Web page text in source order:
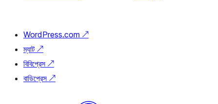
WordPress.com ↗
ম্যাট ↗
বিবিপ্রেস ↗
বাডিপ্রেস ↗